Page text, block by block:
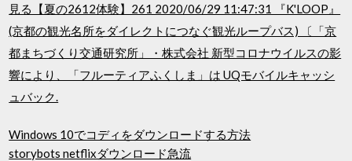
見る【夏の2612体験】261 2020/06/29 11:47:31 『K'LOOP』
(京都の観光名所をダイレクトにつなぐ観光ループバス) 〔「京
都まちづくり交通研究所」・株式会社 新型コロナウイルスの影
響により、「フルーティアふくしま」は UQモバイルキャッシ
ュバック.
Windows 10でコディをダウンロードする方法
storybots netflixダウンロード急流